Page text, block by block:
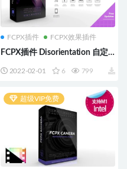
FCPX插件 FCPX效果插件
FCPX插件 Disorientation 自定
具M1
2022-02-01 6 799
超级VIP免费